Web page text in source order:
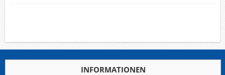
INFORMATIONEN